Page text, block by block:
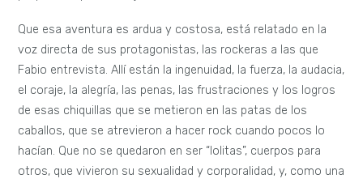
Que esa aventura es ardua y costosa, está relatado en la
voz directa de sus protagonistas, las rockeras a las que
Fabio entrevista. Allí están la ingenuidad, la fuerza, la audacia,
el coraje, la alegría, las penas, las frustraciones y los logros
de esas chiquillas que se metieron en las patas de los
caballos, que se atrevieron a hacer rock cuando pocos lo
hacían. Que no se quedaron en ser “lolitas”, cuerpos para
otros, que vivieron su sexualidad y corporalidad, y, como una